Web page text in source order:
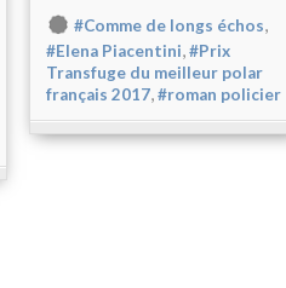
#Comme de longs échos,
#Elena Piacentini,#Prix
Transfuge du meilleur polar
français 2017,#roman policier